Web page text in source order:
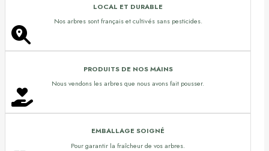
LOCAL ET DURABLE
Nos arbres sont français et cultivés sans pesticides.
PRODUITS DE NOS MAINS
Nous vendons les arbres que nous avons fait pousser.
EMBALLAGE SOIGNÉ
Pour garantir la fraîcheur de vos arbres.